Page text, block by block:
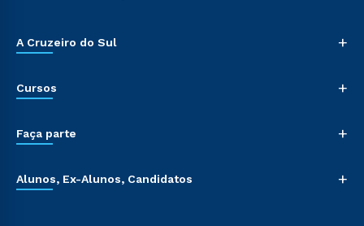
A Cruzeiro do Sul +
Cursos +
Faça parte +
Alunos, Ex-Alunos, Candidatos +